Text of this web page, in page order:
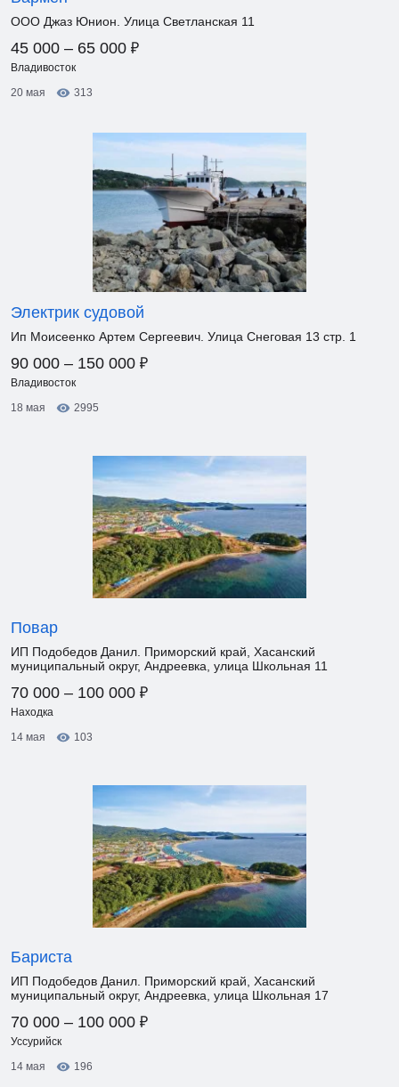
ООО Джаз Юнион. Улица Светланская 11
45 000 – 65 000 ₽
Владивосток
20 мая
313
Электрик судовой
Ип Моисеенко Артем Сергеевич. Улица Снеговая 13 стр. 1
90 000 – 150 000 ₽
Владивосток
18 мая
2995
Повар
ИП Подобедов Данил. Приморский край, Хасанский
муниципальный округ, Андреевка, улица Школьная 11
70 000 – 100 000 ₽
Находка
14 мая
103
Бариста
ИП Подобедов Данил. Приморский край, Хасанский
муниципальный округ, Андреевка, улица Школьная 17
70 000 – 100 000 ₽
Уссурийск
14 мая
196